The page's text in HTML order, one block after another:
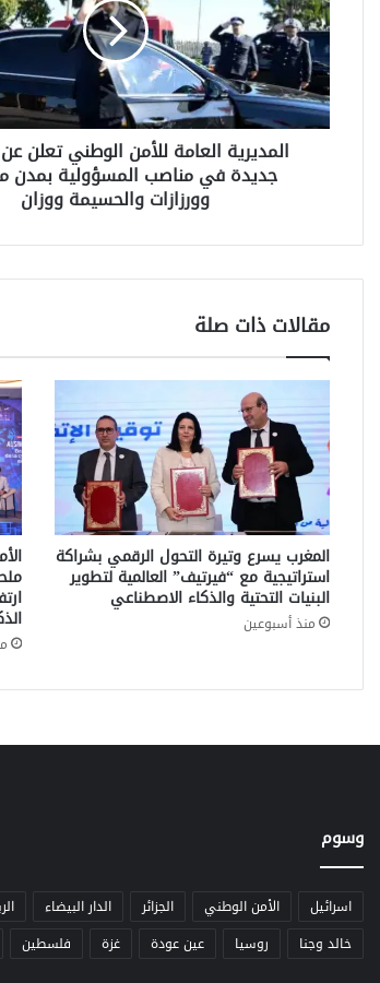
د
ي
ر
ي
ة
ا
ة
ل
م
ن
ا
و
ط
ن
ي
ت
ع
ل
ن
ع
ن
ن
د
ي
ة
ي
المديرية العامة للأمن الوطني تعلن
جديدة في مناصب المسؤولية بمدن
وورزازات والحسيمة ووزان
مقالات ذات صلة
المغرب يسرع وتيرة التحول الرقمي بشراكة
استراتيجية مع “فيرتيف” العالمية لتطوير
البنيات التحتية والذكاء الاصطناعي
منذ أسبوعين
وسوم
اسرائيل الأمن الوطني الجزائر الدار البيضاء
خالد وجنا
روسيا عين عودة غزة فلسطين